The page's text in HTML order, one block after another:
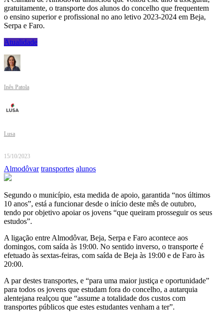
gratuitamente, o transporte dos alunos do concelho que frequentem
o ensino superior e profissional no ano letivo 2023-2024 em Beja,
Serpa e Faro.
Atualidade
Inês Patola
Lusa
15/10/2023
Almodôvar transportes alunos
Segundo o município, esta medida de apoio, garantida “nos últimos
10 anos”, está a funcionar desde o início deste mês de outubro,
tendo por objetivo apoiar os jovens “que queiram prosseguir os seus
estudos”.
A ligação entre Almodôvar, Beja, Serpa e Faro acontece aos
domingos, com saída às 19:00. No sentido inverso, o transporte é
efetuado às sextas-feiras, com saída de Beja às 19:00 e de Faro às
20:00.
A par destes transportes, e “para uma maior justiça e oportunidade”
para todos os jovens que estudam fora do concelho, a autarquia
alentejana realçou que “assume a totalidade dos custos com
transportes públicos que estes estudantes venham a ter”.